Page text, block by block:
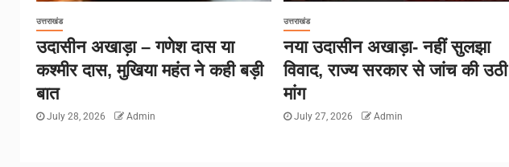
उत्तराखंड
उदासीन अखाड़ा – गणेश दास या
कश्मीर दास, मुखिया महंत ने कही बड़ी
बात
July 28, 2026 Admin
उत्तराखंड
नया उदासीन अखाड़ा- नहीं सुलझा
विवाद, राज्य सरकार से जांच की उठी
मांग
July 27, 2026 Admin